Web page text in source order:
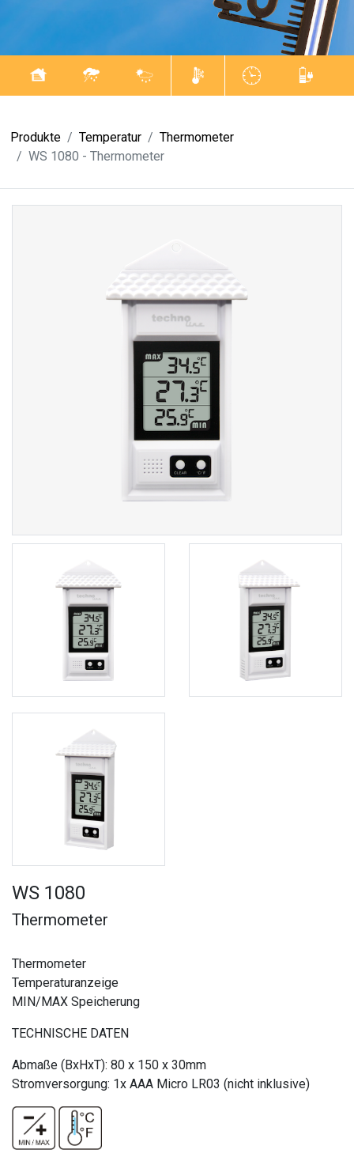
Produkte Temperatur
Thermometer
WS 1080 - Thermometer
WS 1080
Thermometer
Thermometer
Temperaturanzeige
MIN/MAX Speicherung
TECHNISCHE DATEN
Abmaße (BxHxT): 80 x 150 x 30mm
Stromversorgung: 1x AAA Micro LR03 (nicht inklusive)